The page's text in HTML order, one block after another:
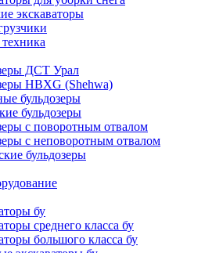
экскаваторы
ДСТ Урал
HBXG (Shehwa)
бульдозеры
бульдозеры
с поворотным отвалом
с неповоротным отвалом
бульдозеры
бу
среднего класса бу
большого класса бу